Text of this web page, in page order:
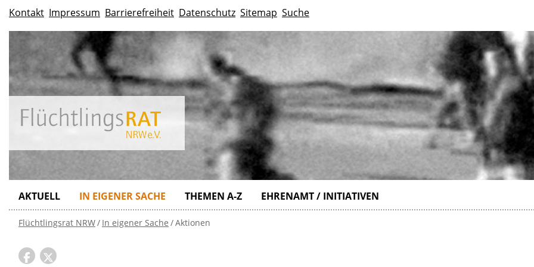
Kontakt Impressum Barrierefreiheit Datenschutz Sitemap Suche
AKTUELL IN EIGENER SACHE THEMEN A-Z EHRENAMT / INITIATIVEN
Flüchtlingsrat NRW In eigener Sache Aktionen